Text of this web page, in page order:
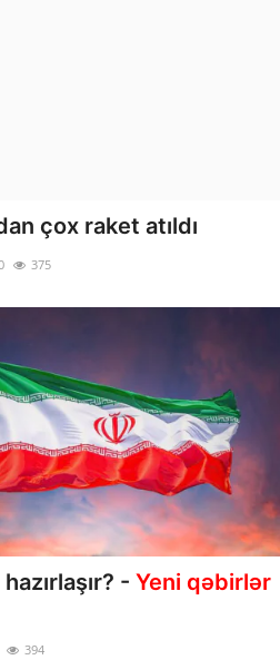
çox raket atıldı
375
- Yeni qəbirlər
394